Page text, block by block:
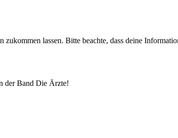
lassen. Bitte beachte, dass deine
der Band Die Ärzte!